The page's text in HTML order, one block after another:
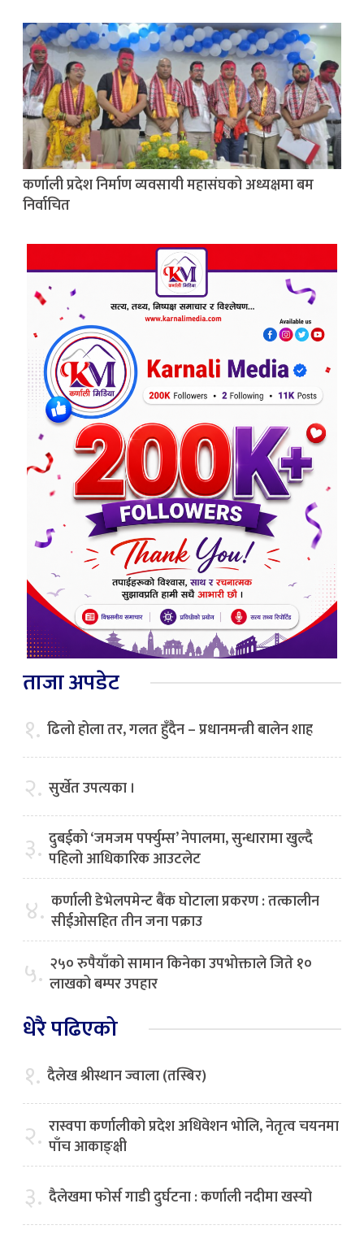
कर्णाली प्रदेश निर्माण व्यवसायी महासंघको अध्यक्षमा बम
निर्वाचित
ताजा अपडेट
१. ढिलो होला तर, गलत हुँदैन – प्रधानमन्त्री बालेन शाह
२. सुर्खेत उपत्यका ।
३. दुबईको ‘जमजम पर्फ्युम्स’ नेपालमा, सुन्धारामा खुल्दै
पहिलो आधिकारिक आउटलेट
४. कर्णाली डेभेलपमेन्ट बैंक घोटाला प्रकरण : तत्कालीन
सीईओसहित तीन जना पक्राउ
५. २५० रुपैयाँको सामान किनेका उपभोक्ताले जिते १०
लाखको बम्पर उपहार
धेरै पढिएको
१. दैलेख श्रीस्थान ज्वाला (तस्बिर)
२. रास्वपा कर्णालीको प्रदेश अधिवेशन भोलि, नेतृत्व चयनमा
पाँच आकाङ्क्षी
३. दैलेखमा फोर्स गाडी दुर्घटना : कर्णाली नदीमा खस्यो